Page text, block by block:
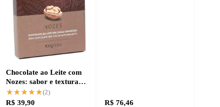
Chocolate ao Leite com
Nozes: sabor e textura
irresistíveis
★★★★★
★★★★★(2)
R$ 39,90 R$ 76,46